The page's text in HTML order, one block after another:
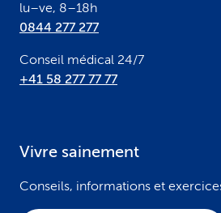
lu–ve, 8–18h
0844 277 277
Conseil médical 24/7
+41 58 277 77 77
Vivre sainement
Conseils, informations et